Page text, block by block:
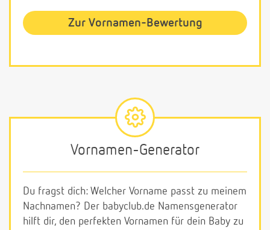
Zur Vornamen-Bewertung
Vornamen-Generator
Du fragst dich: Welcher Vorname passt zu meinem
Nachnamen? Der babyclub.de Namensgenerator
hilft dir, den perfekten Vornamen für dein Baby zu